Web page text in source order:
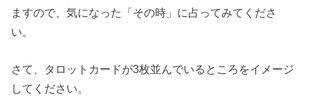
ますので、気になった「その時」に占ってみてくださ
い。
さて、タロットカードが3枚並んでいるところをイメージ
してください。